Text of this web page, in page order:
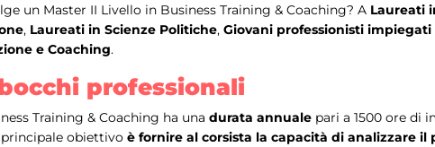
un Master II Livello in Business Training & Coaching? A Laureati
, Laureati in Scienze Politiche, Giovani professionisti
e Coaching.
professionali
Training & Coaching ha una durata annuale pari a 1500 ore di
principale obiettivo è fornire al corsista la capacità di analizzare